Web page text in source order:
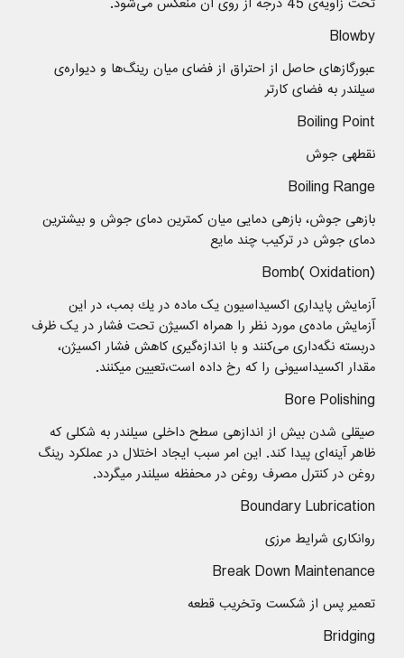
Blowby
عبورگازهای حاصل از احتراق از فضای میان رینگ‌ها و دیواره‌ی
سیلندر به فضای کارتر
Boiling Point
نقطهی جوش
Boiling Range
بازهی جوش، بازهی دمایی میان کمترین دمای جوش و بیشترین
دمای جوش در ترکیب چند مایع
Bomb( Oxidation)
آزمایش پایداری اکسیداسیون یک ماده در یك بمب، در این
آزمایش ماده‌ی مورد نظر را همراه اکسیژن تحت فشار در یک ظرف
دربسته نگه‌داری می‌کنند و با اندازه‌گیری کاهش فشار اکسیژن،
مقدار اکسیداسیونی را که رخ داده‌ است،تعیین میکنند.
Bore Polishing
صیقلی شدن بیش از اندازهی سطح داخلی سیلندر به شکلی که
ظاهر آینه‌ای پیدا کند. این امر سبب ایجاد اختلال در عملکرد رینگ
روغن در کنترل مصرف روغن در محفظه سیلندر میگردد.
Boundary Lubrication
روانکاری شرایط مرزی
Break Down Maintenance
تعمیر پس از شکست وتخریب قطعه
Bridging